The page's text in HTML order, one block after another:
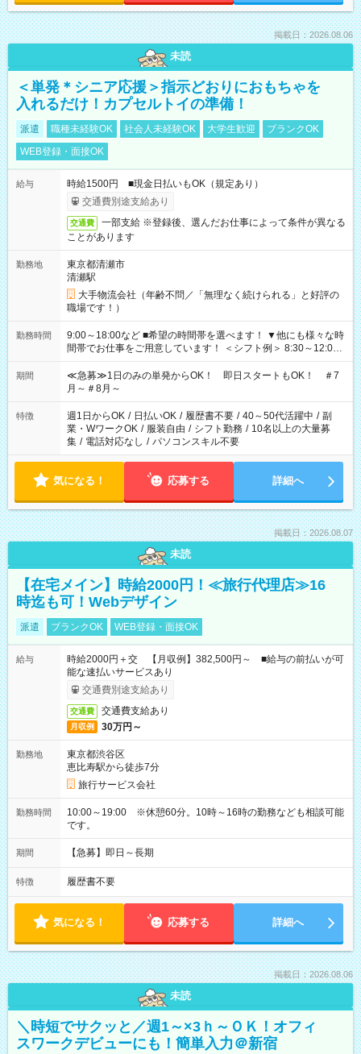
掲載日：2026.08.06
未読
＜単発＊シニア応援＞指示どおりにおもちゃを
入れるだけ！カプセルトイの準備！
派遣 職種未経験OK 社会人未経験OK 大学生歓迎
ブランクOK
WEB登録・面接OK
給与
時給1500円 ■現金日払いもOK（規定あり）
交通費別途支給あり
交通費
一部支給 ※登録後、選んだお仕事によって条件が異なる
ことがあります
勤務地
東京都清瀬市
清瀬駅
大手物流会社（年齢不問／「無理なく続けられる」と好評の
職場です！）
勤務時間
9:00～18:00など ■希望の時間帯を選べます！ ▼他にも様々な時
間帯でお仕事をご用意しています！ ＜シフト例＞ 8:30～12:00
17:00～22:00 13:00～22:00 22:00～翌6:00 など
期間
≪急募≫1日のみの単発からOK！ 即日スタートもOK！ ＃7
月～＃8月～
特徴 週1日からOK / 日払いOK / 履歴書不要 / 40～50代活躍中 / 副
業・WワークOK / 服装自由 / シフト勤務 / 10名以上の大量募
集 / 電話対応なし / パソコンスキル不要
気になる！ 応募する 詳細へ
掲載日：2026.08.07
未読
【在宅メイン】時給2000円！≪旅行代理店≫16
時迄も可！Webデザイン
派遣 ブランクOK WEB登録・面接OK
給与
時給2000円＋交 【月収例】382,500円～ ■給与の前払いが可
能な速払いサービスあり
交通費別途支給あり
交通費 交通費支給あり
月収例 30万円～
勤務地
東京都渋谷区
恵比寿駅から徒歩7分
旅行サービス会社
勤務時間
10:00～19:00 ※休憩60分。10時～16時の勤務なども相談可能
です。
期間 【急募】即日～長期
特徴 履歴書不要
気になる！ 応募する 詳細へ
掲載日：2026.08.06
未読
＼時短でサクッと／週1～×3ｈ～ＯＫ！オフィ
スワークデビューにも！簡単入力＠新宿